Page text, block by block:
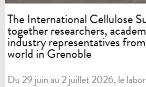
The International Cellulose
together researchers,
industry representatives
world in Grenoble
Du 29 juin au 2 juillet 2026, le